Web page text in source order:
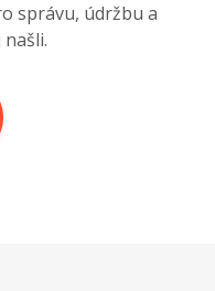
správu, údržbu a